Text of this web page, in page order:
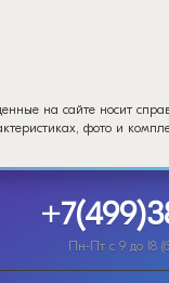
на сайте носит
фото и
Пн-Пт с 9 до 18